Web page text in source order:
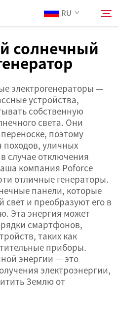
RU
солнечный
электрогенераторы —
устройства,
собственную
света. Они
поэтому
походов, уличных
случае отключения
компания Poforce
отличные генераторы.
панели, которые
и преобразуют его в
Эта энергия может
смартфонов,
таких как
приборы.
энергии — это
электроэнергии,
Землю от